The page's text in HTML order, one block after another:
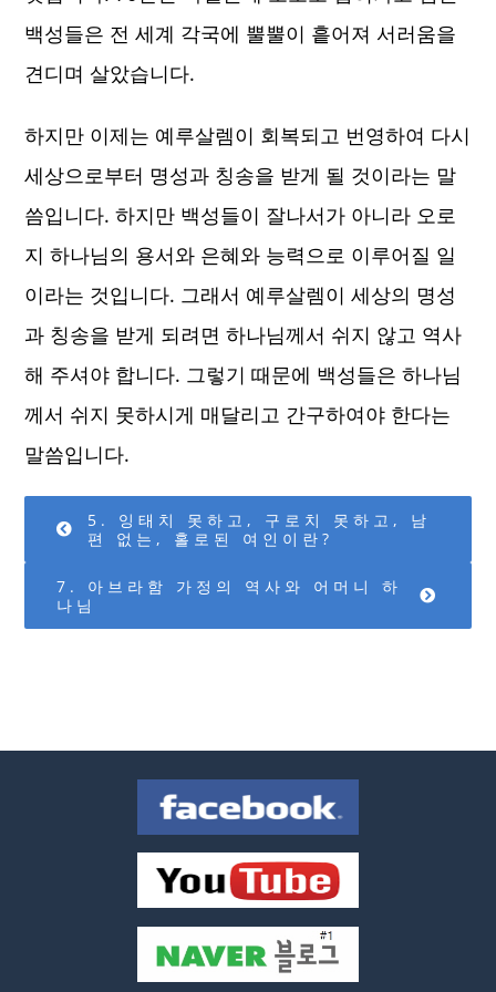
백성들은 전 세계 각국에 뿔뿔이 흩어져 서러움을
견디며 살았습니다.
하지만 이제는 예루살렘이 회복되고 번영하여 다시
세상으로부터 명성과 칭송을 받게 될 것이라는 말
씀입니다. 하지만 백성들이 잘나서가 아니라 오로
지 하나님의 용서와 은혜와 능력으로 이루어질 일
이라는 것입니다. 그래서 예루살렘이 세상의 명성
과 칭송을 받게 되려면 하나님께서 쉬지 않고 역사
해 주셔야 합니다. 그렇기 때문에 백성들은 하나님
께서 쉬지 못하시게 매달리고 간구하여야 한다는
말씀입니다.
5. 잉태치 못하고, 구로치 못하고, 남
편 없는, 홀로된 여인이란?
7. 아브라함 가정의 역사와 어머니 하
나님